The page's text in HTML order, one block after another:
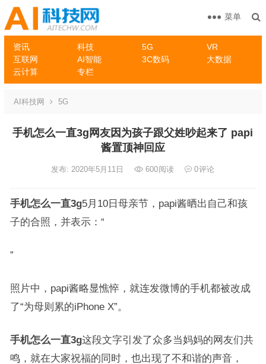
资讯 科技 5G
VR
互联网
AI智能 3C数码
大数据
云计算
专栏
菜单
AI科技网 5G
手机怎么一直3g网友因为孩子跟父姓吵起来了 papi
酱置顶神回应
发布: 2020年5月11日 600阅读 0评论
手机怎么一直3g5月10日母亲节，papi酱晒出自己和孩
子的合照，并表示：“
”
照片中，papi酱略显憔悴，就连发微博的手机都被改成
了“为母则累的iPhone X”。
手机怎么一直3g这段文字引发了众多当妈妈的网友们共
鸣，就在大家祝福的同时，也出现了不和谐的声音，